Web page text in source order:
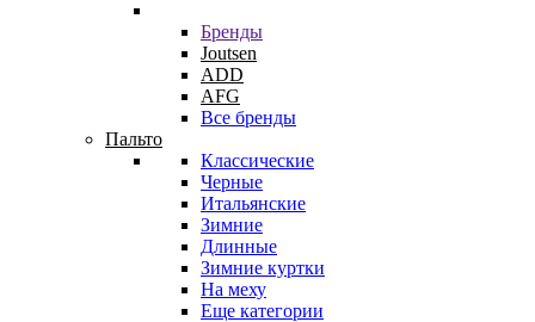
Бренды
Joutsen
ADD
AFG
Все бренды
Пальто
Классические
Черные
Итальянские
Зимние
Длинные
Зимние куртки
На меху
Еще категории